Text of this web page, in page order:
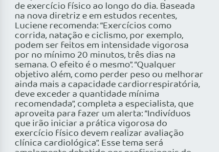
de exercício físico ao longo do dia. Baseada
na nova diretriz e em estudos recentes,
Luciene recomenda: “Exercícios como
corrida, natação e ciclismo, por exemplo,
podem ser feitos em intensidade vigorosa
por no mínimo 20 minutos, três dias na
semana. O efeito é o mesmo”. “Qualquer
objetivo além, como perder peso ou melhorar
ainda mais a capacidade cardiorrespiratória,
deve exceder a quantidade mínima
recomendada”, completa a especialista, que
aproveita para fazer um alerta: “Indivíduos
que irão iniciar a prática vigorosa do
exercício físico devem realizar avaliação
clínica cardiológica”. Esse tema será